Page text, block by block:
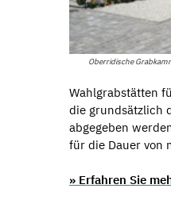
Oberridische
Wahlgrabstätten
die grundsätzlich
abgegeben
für die Dauer von
» Erfahren Sie